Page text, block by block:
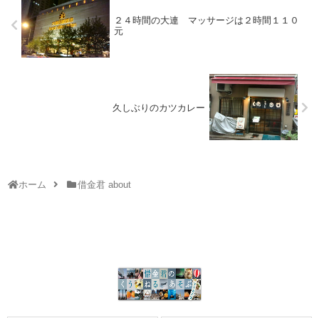
２４時間の大連 マッサージは２時間１１０
元
久しぶりのカツカレー
ホーム 借金君 about